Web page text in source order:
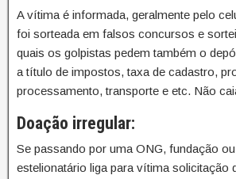
A vítima é informada, geralmente pelo
foi sorteada em falsos concursos e
quais os golpistas pedem também o
a título de impostos, taxa de cadastro,
processamento, transporte e etc. Não
Doação irregular:
Se passando por uma ONG, fundação
estelionatário liga para vítima solicitação